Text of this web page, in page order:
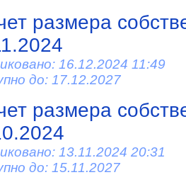
размера
16.12.2024 11:49
до: 17.12.2027
размера
13.11.2024 20:31
до: 15.11.2027